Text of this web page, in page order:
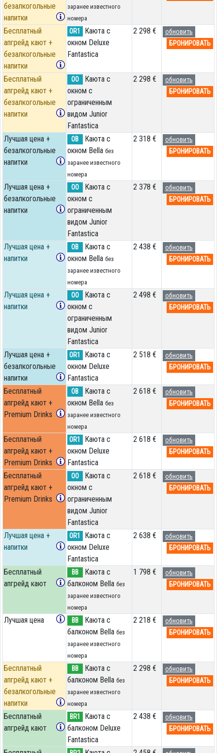
безалкогольные
напитки
заранее известного
номера
Бесплатный
апгрейд кают +
безалкогольные
напитки
OR1
Каюта с
окном Deluxe
Fantastica
2 298 €
обновить
БРОНИРОВАТЬ
Бесплатный
апгрейд кают +
безалкогольные
напитки
OO
Каюта с
окном с
ограниченным
видом Junior
Fantastica
2 298 €
обновить
БРОНИРОВАТЬ
Лучшая цена +
безалкогольные
напитки
OB
Каюта с
окном Bella без
заранее известного
номера
2 318 €
обновить
БРОНИРОВАТЬ
Лучшая цена +
безалкогольные
напитки
OO
Каюта с
окном с
ограниченным
видом Junior
Fantastica
2 378 €
обновить
БРОНИРОВАТЬ
Лучшая цена +
напитки
OB
Каюта с
окном Bella без
заранее известного
номера
2 438 €
обновить
БРОНИРОВАТЬ
Лучшая цена +
напитки
OO
Каюта с
окном с
ограниченным
видом Junior
Fantastica
2 498 €
обновить
БРОНИРОВАТЬ
Лучшая цена +
безалкогольные
напитки
OR1
Каюта с
окном Deluxe
Fantastica
2 518 €
обновить
БРОНИРОВАТЬ
Бесплатный
апгрейд кают +
Premium Drinks
OB
Каюта с
окном Bella без
заранее известного
номера
2 618 €
обновить
БРОНИРОВАТЬ
Бесплатный
апгрейд кают +
Premium Drinks
OR1
Каюта с
окном Deluxe
Fantastica
2 618 €
обновить
БРОНИРОВАТЬ
Бесплатный
апгрейд кают +
Premium Drinks
OO
Каюта с
окном с
ограниченным
видом Junior
Fantastica
2 618 €
обновить
БРОНИРОВАТЬ
Лучшая цена +
напитки
OR1
Каюта с
окном Deluxe
Fantastica
2 638 €
обновить
БРОНИРОВАТЬ
Бесплатный
апгрейд кают
BB
Каюта с
балконом Bella без
заранее известного
номера
1 798 €
обновить
БРОНИРОВАТЬ
Лучшая цена BB
Каюта с
балконом Bella без
заранее известного
номера
2 218 €
обновить
БРОНИРОВАТЬ
Бесплатный
апгрейд кают +
безалкогольные
напитки
BB
Каюта с
балконом Bella без
заранее известного
номера
2 298 €
обновить
БРОНИРОВАТЬ
Бесплатный
апгрейд кают
BR1
Каюта с
балконом Deluxe
Fantastica
2 438 €
обновить
БРОНИРОВАТЬ